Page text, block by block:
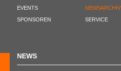
EVENTS
SPONSOREN
NEWSARCHIV
SERVICE
NEWS